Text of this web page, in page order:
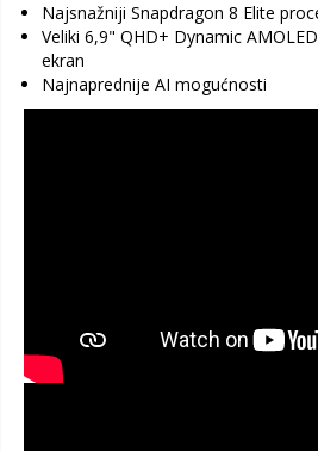
Najsnažniji Snapdragon 8 Elite
Veliki 6,9" QHD+ Dynamic
ekran
Najnaprednije AI mogućnosti